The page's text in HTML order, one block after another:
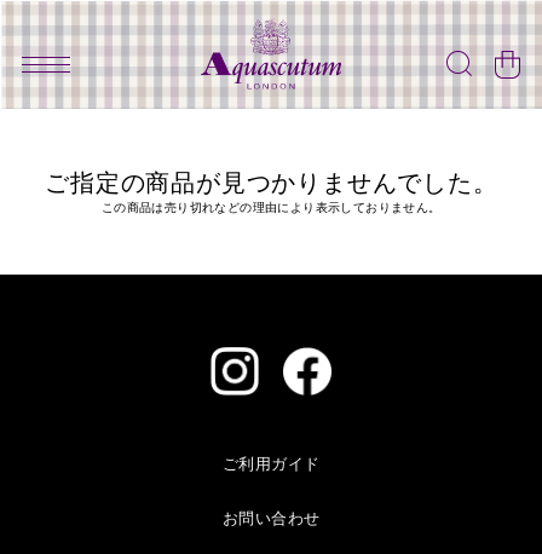
ご指定の商品が見つかりませんでした。
この商品は売り切れなどの理由により表示しておりません。
ご利用ガイド
お問い合わせ